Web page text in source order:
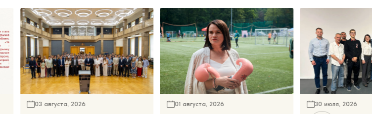
03 августа, 2026 01 августа, 2026 30 июля, 2026